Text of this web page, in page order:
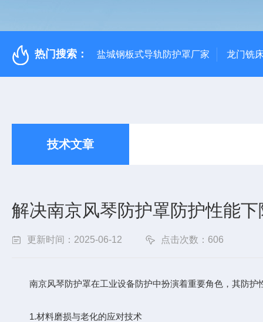
热门搜索： 盐城钢板式导轨防护罩厂家 龙门铣
技术文章
解决南京风琴防护罩防护性能
更新时间：2025-06-12 点击次数：606
南京风琴防护罩在工业设备防护中扮演着重要角色，其防护
1.材料磨损与老化的应对技术​